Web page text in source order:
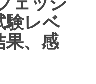
験レベ
、感